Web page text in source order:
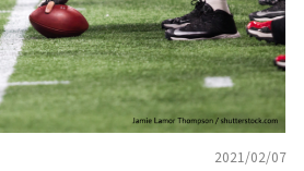
2021/02/07